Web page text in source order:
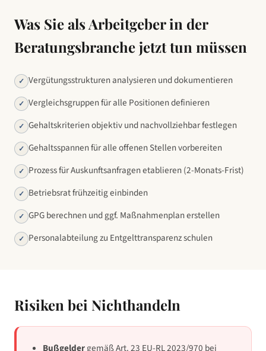
Was Sie als Arbeitgeber in der
Beratungsbranchejetzt tun müssen
✓ Vergütungsstrukturen analysieren und dokumentieren
✓ Vergleichsgruppen für alle Positionen definieren
✓ Gehaltskriterien objektiv und nachvollziehbar festlegen
✓ Gehaltsspannen für alle offenen Stellen vorbereiten
✓ Prozess für Auskunftsanfragen etablieren (2-Monats-Frist)
✓ Betriebsrat frühzeitig einbinden
✓ GPG berechnen und ggf. Maßnahmenplan erstellen
✓ Personalabteilung zu Entgelttransparenz schulen
Risiken bei Nichthandeln
Bußgeldergemäß Art. 23 EU-RL 2023/970 bei